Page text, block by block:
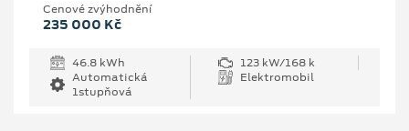
Cenové zvýhodnění
235 000 Kč
46.8 kWh
123 kW/168 k
Automatická
1stupňová
Elektromobil